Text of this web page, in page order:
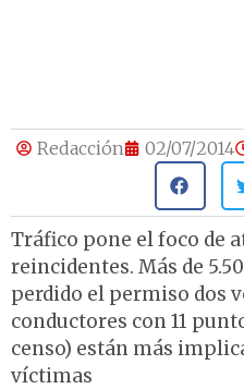
Redacción 02/07/2014
Tráfico pone el foco de
reincidentes. Más de
perdido el permiso dos
conductores con 11
censo) están más
víctimas